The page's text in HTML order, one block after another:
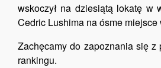
wskoczył na dziesiątą lokatę w
Cedric Lushima na ósme miejsce
Zachęcamy do zapoznania się z
rankingu.